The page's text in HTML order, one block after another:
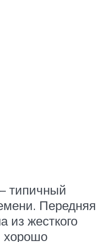
типичный
Передняя
из жесткого
хорошо